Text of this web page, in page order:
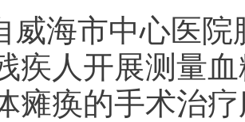
威海市中心医
疾人开展测量
瘫痪的手术治